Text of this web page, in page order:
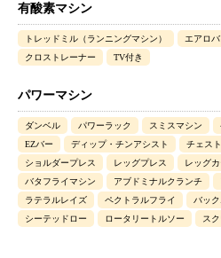
有酸素マシン
トレッドミル（ランニングマシン） エアロ
クロストレーナー
TV付き
パワーマシン
ダンベル パワーラック スミスマシン
EZバー
ディップ・チンアシスト チェス
ショルダープレス
レッグプレス レッグ
バタフライマシン
アブドミナルクランチ
ラテラルレイズ
ペクトラルフライ
バッ
シーテッドロー
ロータリートルソー ス